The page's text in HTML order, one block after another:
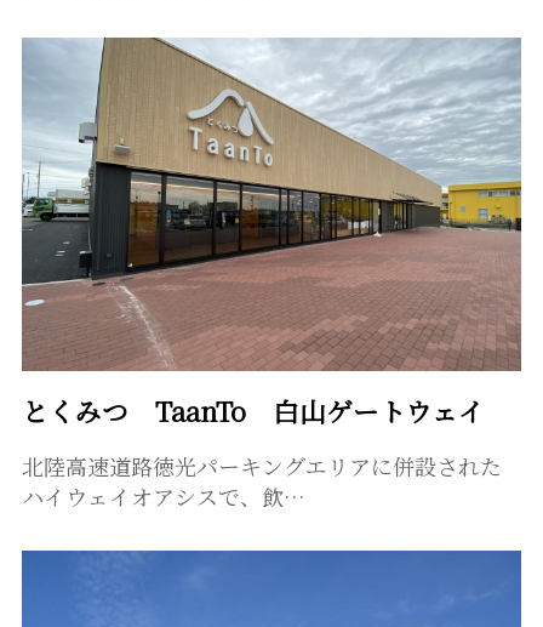
とくみつ TaanTo 白山ゲートウェイ
北陸高速道路徳光パーキングエリアに併設された
ハイウェイオアシスで、飲…